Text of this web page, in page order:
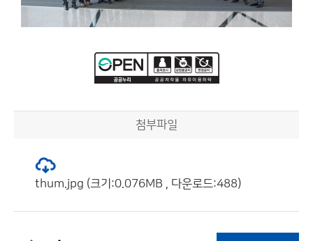
첨부파일
thum.jpg (크기:0.076MB , 다운로드:488)